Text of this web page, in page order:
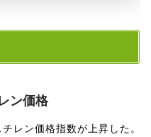
ン価格
レン価格指数が上昇した。